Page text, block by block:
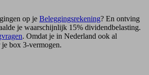
op je Beleggingsrekening? En ontving
je waarschijnlijk 15% dividendbelasting.
. Omdat je in Nederland ook al
box 3-vermogen.